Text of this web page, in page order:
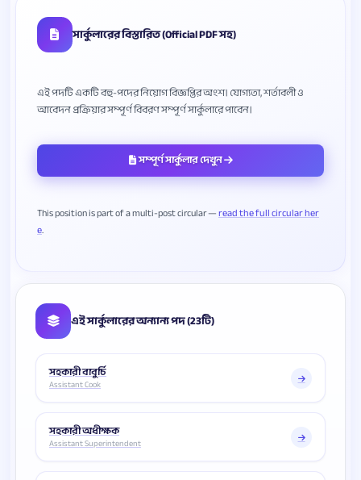
সার্কুলারের বিস্তারিত (Official PDF সহ)
এই পদটি একটি বহু-পদের নিয়োগ বিজ্ঞপ্তির অংশ। যোগ্যতা, শর্তাবলী ও
সম্পূর্ণ সার্কুলার দেখুন
This position is part of a multi-post circular —read the full circular her
e
এই সার্কুলারের অন্যান্য পদ (23টি)
সহকারী বাবুর্চি
Assistant Cook
সহকারী অধীক্ষক
Assistant Superintendent